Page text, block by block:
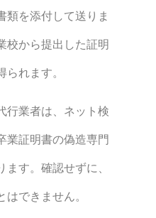
類を添付して送りま
校から提出した証明
れます。
行業者は、ネット検
業証明書の偽造専門
す。確認せずに、
できません。